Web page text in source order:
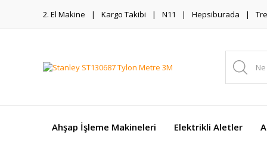
2. El Makine Kargo Takibi N11 Hepsiburada
Ahşap İşleme Makineleri Elektrikli Aletler